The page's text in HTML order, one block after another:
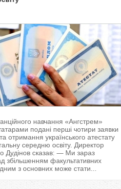
навчання «Ангстрем»
подані перші чотири заявки
отримання українського атестату
середню освіту. Директор
Дудінов сказав: — Ми зараз
збільшенням факультативних
з основних може стати...